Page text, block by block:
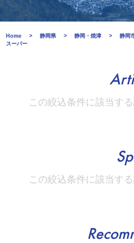
Home 静岡県 静岡・焼津 静岡
スーパー
この絞込条件に該当す
この絞込条件に該当す